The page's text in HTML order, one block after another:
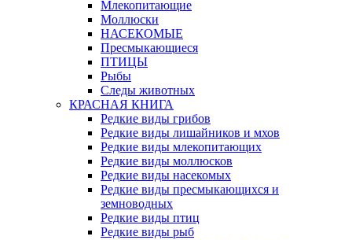
Млекопитающие
Моллюски
НАСЕКОМЫЕ
Пресмыкающиеся
ПТИЦЫ
Рыбы
Следы животных
КРАСНАЯ КНИГА
Редкие виды грибов
Редкие виды лишайников и мхов
Редкие виды млекопитающих
Редкие виды моллюсков
Редкие виды насекомых
Редкие виды пресмыкающихся и
земноводных
Редкие виды птиц
Редкие виды рыб